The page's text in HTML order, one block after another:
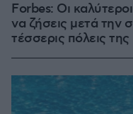
Forbes: Οι
να ζήσεις μετά την
τέσσερις πόλεις